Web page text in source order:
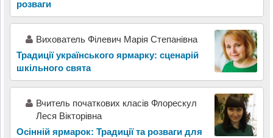
розваги
Вихователь Філевич Марія Степанівна
Традиції українського ярмарку: сценарій
шкільного свята
Вчитель початкових класів Флорескул
Леся Вікторівна
Осінній ярмарок: Традиції та розваги для